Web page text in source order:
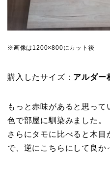
※画像は1200×800にカット後
購入したサイズ： アルダー
もっと赤味があると思っ
色で部屋に馴染みました。
さらにタモに比べると木
で、逆にこちらにして良か